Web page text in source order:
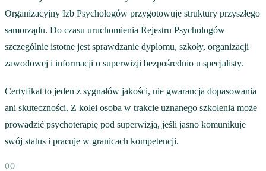
Organizacyjny Izb Psychologów przygotowuje struktury przyszłego
samorządu. Do czasu uruchomienia Rejestru Psychologów
szczególnie istotne jest sprawdzanie dyplomu, szkoły, organizacji
zawodowej i informacji o superwizji bezpośrednio u specjalisty.
Certyfikat to jeden z sygnałów jakości, nie gwarancja dopasowania
ani skuteczności. Z kolei osoba w trakcie uznanego szkolenia może
prowadzić psychoterapię pod superwizją, jeśli jasno komunikuje
swój status i pracuje w granicach kompetencji.